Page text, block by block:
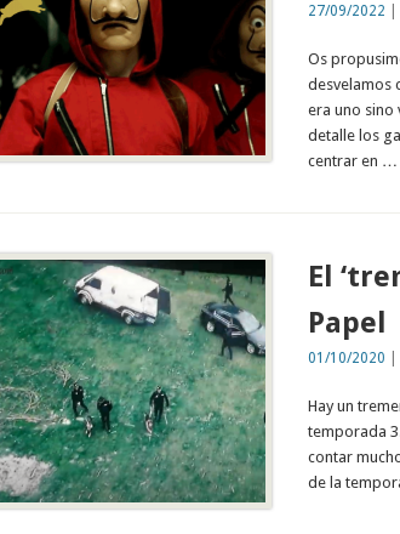
27/09/2022
Os
desvelamos
era uno sino
detalle los
centrar en …
El
Papel
01/10/2020
Hay un
temporada
contar
de la